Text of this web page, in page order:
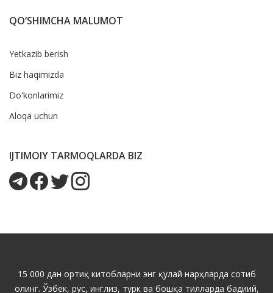
QO‘SHIMCHA MALUMOT
Yetkazib berish
Biz haqimizda
Do'konlarimiz
Aloqa uchun
IJTIMOIY TARMOQLARDA BIZ
15 000 дан ортиқ китобларни энг қулай нарҳларда сотиб
олинг. Ўзбек, рус, инглиз, турк ва бошқа тилларда бадиий,